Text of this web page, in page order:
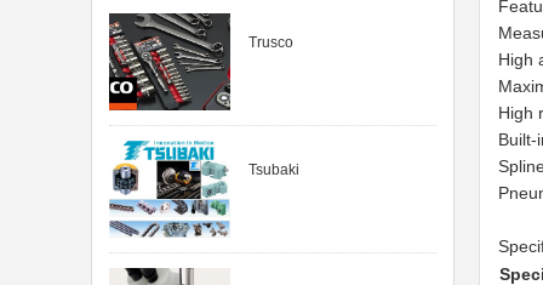
Trusco
Tsubaki
High
High
Built-